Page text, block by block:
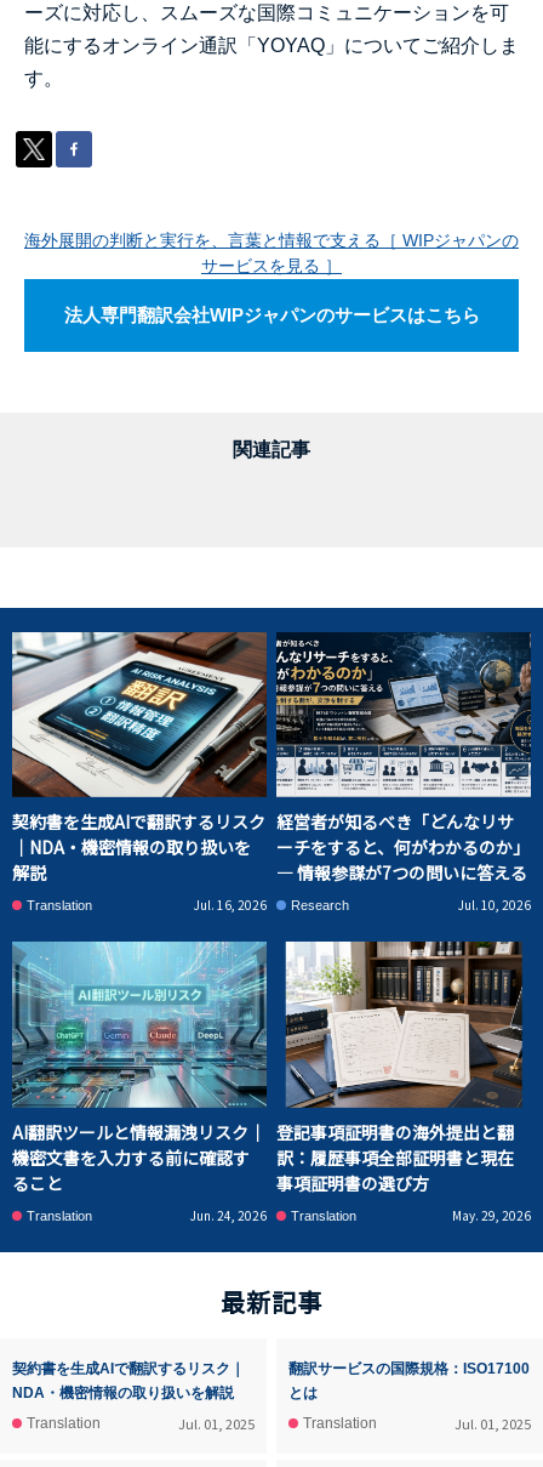
ーズに対応し、スムーズな国際コミュニケーションを可
能にするオンライン通訳「YOYAQ」についてご紹介しま
す。
海外展開の判断と実行を、言葉と情報で支える［ WIPジャパンの
サービスを見る ］
法人専門翻訳会社WIPジャパンのサービスはこちら
関連記事
契約書を生成AIで翻訳するリスク
｜NDA・機密情報の取り扱いを
解説
Translation Jul. 16, 2026
経営者が知るべき「どんなリサ
ーチをすると、何がわかるのか」
― 情報参謀が7つの問いに答える
Research Jul. 10, 2026
AI翻訳ツールと情報漏洩リスク｜
機密文書を入力する前に確認す
ること
Translation Jun. 24, 2026
登記事項証明書の海外提出と翻
訳：履歴事項全部証明書と現在
事項証明書の選び方
Translation May. 29, 2026
最新記事
契約書を生成AIで翻訳するリスク｜
NDA・機密情報の取り扱いを解説
Translation
Jul. 01, 2025
翻訳サービスの国際規格：ISO17100
とは
Translation
Jul. 01, 2025